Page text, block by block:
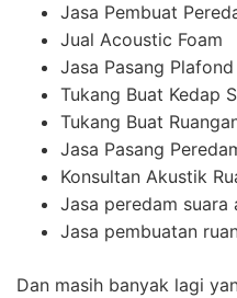
Jasa Pembuat
Jual Acoustic Foam
Jasa Pasang
Tukang Buat Kedap
Tukang Buat
Jasa Pasang
Konsultan Akustik
Jasa peredam suara
Jasa pembuatan
Dan masih banyak lagi